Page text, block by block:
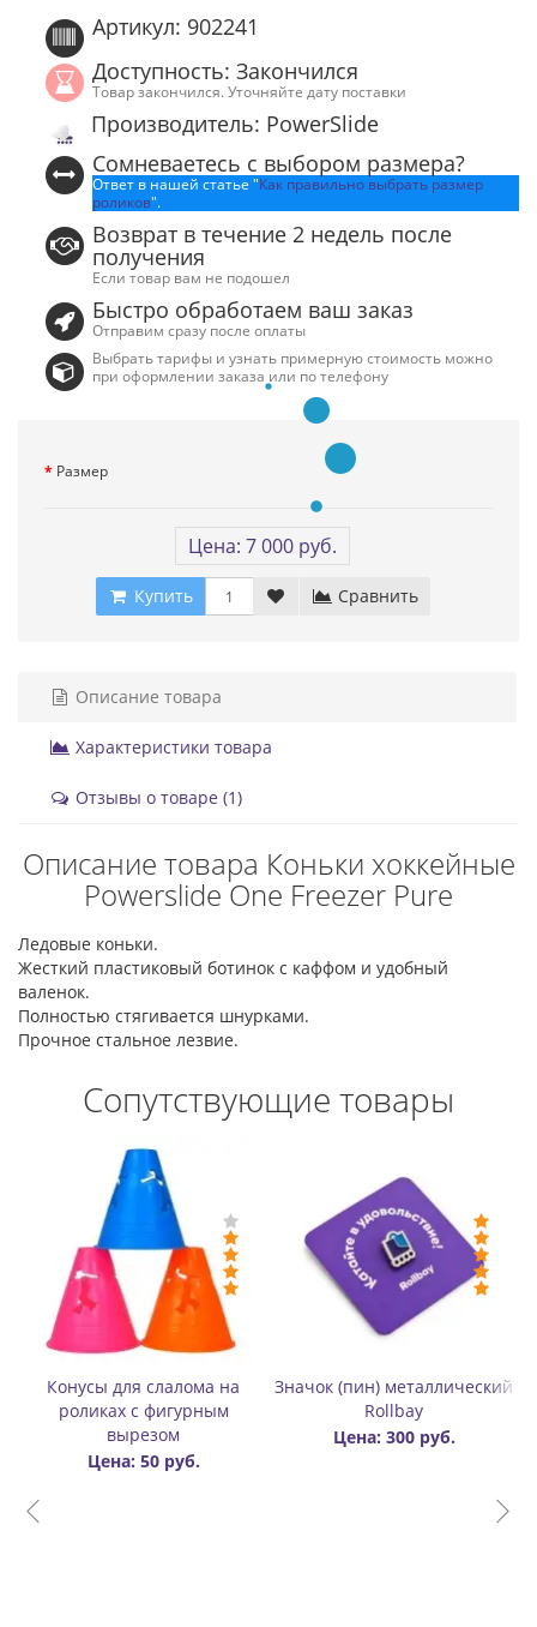
Артикул: 902241
Доступность: Закончился
Товар закончился. Уточняйте дату поставки
Производитель: PowerSlide
Сомневаетесь с выбором размера?
Ответ в нашей статье "Как правильно выбрать размер
роликов".
Возврат в течение 2 недель после
получения
Если товар вам не подошел
Быстро обработаем ваш заказ
Отправим сразу после оплаты
Выбрать тарифы и узнать примерную стоимость можно
при оформлении заказа или по телефону
Размер
Цена: 7 000 руб.
Купить Сравнить
Описание товара
Характеристики товара
Отзывы о товаре (1)
Описание товара Коньки хоккейные
Powerslide One Freezer Pure
Ледовые коньки.
Жесткий пластиковый ботинок с каффом и удобный
валенок.
Полностью стягивается шнурками.
Прочное стальное лезвие.
Сопутствующие товары
Значок (пин) металлический
Rollbay
Цена: 300 руб.
Карабин для переноски
роликов пластиковый
Цена: 170 руб.